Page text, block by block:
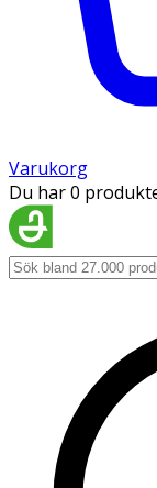
Varukorg
Du har 0